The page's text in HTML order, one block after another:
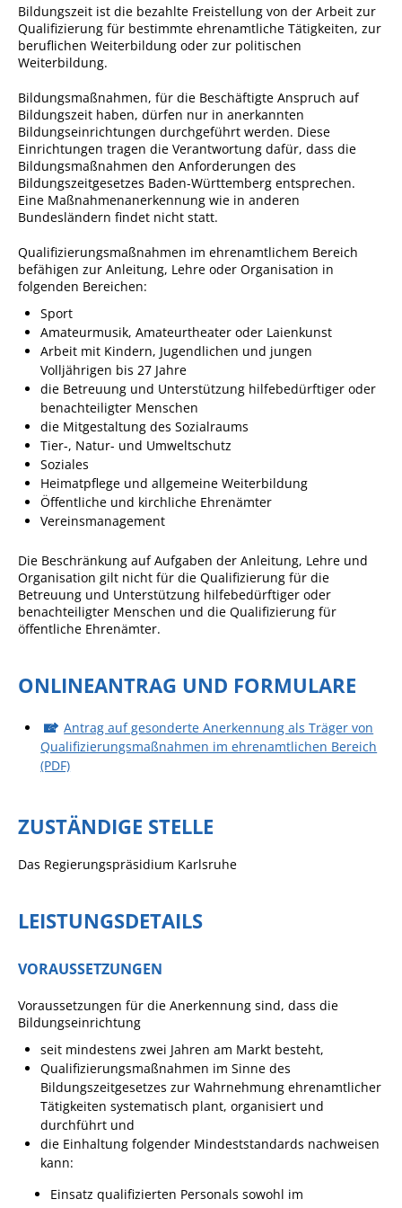
Sportstätten
Freiwillige Feuerwehr
Bauhof
Häckselplatz
Friedhof
Kläranlage
Kommunale
Wärmeplanung
Gemmrigheimer
Infokalender
Zahlen & Fakten
Angebote für Geflüchtete
Wirtschaft + Handel
RATHAUS
Öffnungszeiten
Kontakt
Online-Bürgerportal
Behördenwegweiser
Leistungen - Service BW
Wissenswertes/Service
Mängelmeldung online
Gutachterausschuss
Gleichstellung
Fachstelle
Wohnungssicherung
Aushang- und Schaukästen
Mitarbeitende im Rathaus
Bekanntmachungen
Bildungszeit ist die bezahlte Freistellung von der Arbeit zur
Qualifizierung für bestimmte ehrenamtliche Tätigkeiten, zur
beruflichen Weiterbildung oder zur politischen
Weiterbildung.
Bildungsmaßnahmen, für die Beschäftigte Anspruch auf
Bildungszeit haben, dürfen nur in anerkannten
Bildungseinrichtungen durchgeführt werden. Diese
Einrichtungen tragen die Verantwortung dafür, dass die
Bildungsmaßnahmen den Anforderungen des
Bildungszeitgesetzes Baden-Württemberg entsprechen.
Eine Maßnahmenanerkennung wie in anderen
Bundesländern findet nicht statt.
Qualifizierungsmaßnahmen im ehrenamtlichem Bereich
befähigen zur Anleitung, Lehre oder Organisation in
folgenden Bereichen:
Sport
Amateurmusik, Amateurtheater oder Laienkunst
Arbeit mit Kindern, Jugendlichen und jungen
Volljährigen bis 27 Jahre
die Betreuung und Unterstützung hilfebedürftiger oder
benachteiligter Menschen
die Mitgestaltung des Sozialraums
Tier-, Natur- und Umweltschutz
Soziales
Heimatpflege und allgemeine Weiterbildung
Öffentliche und kirchliche Ehrenämter
Vereinsmanagement
Die Beschränkung auf Aufgaben der Anleitung, Lehre und
Organisation gilt nicht für die Qualifizierung für die
Betreuung und Unterstützung hilfebedürftiger oder
benachteiligter Menschen und die Qualifizierung für
öffentliche Ehrenämter.
ONLINEANTRAG UND FORMULARE
Antrag auf gesonderte Anerkennung als Träger von
Qualifizierungsmaßnahmen im ehrenamtlichen Bereich
(PDF)
ZUSTÄNDIGE STELLE
Das Regierungspräsidium Karlsruhe
LEISTUNGSDETAILS
VORAUSSETZUNGEN
Voraussetzungen für die Anerkennung sind, dass die
Bildungseinrichtung
seit mindestens zwei Jahren am Markt besteht,
Qualifizierungsmaßnahmen im Sinne des
Bildungszeitgesetzes zur Wahrnehmung ehrenamtlicher
Tätigkeiten systematisch plant, organisiert und
durchführt und
die Einhaltung folgender Mindeststandards nachweisen
kann:
Einsatz qualifizierten Personals sowohl im